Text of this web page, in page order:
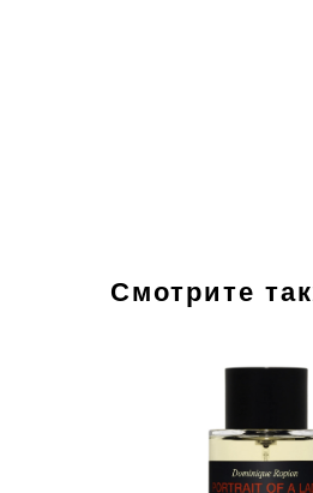
Смотрите